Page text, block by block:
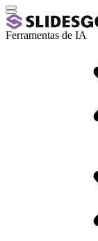
Ferramentas de IA